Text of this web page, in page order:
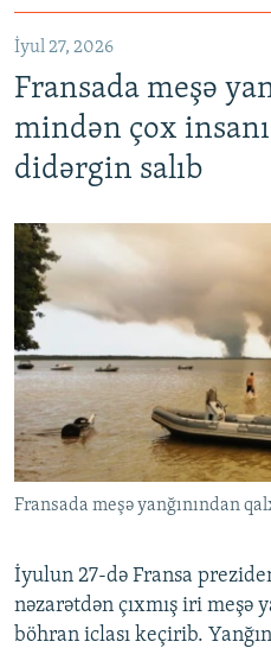
İyul 27, 2026
Fransada meşə
mindən çox
didərgin salıb
Fransada meşə yanğınından
İyulun 27-də Fransa
nəzarətdən çıxmış iri meşə
böhran iclası keçirib.